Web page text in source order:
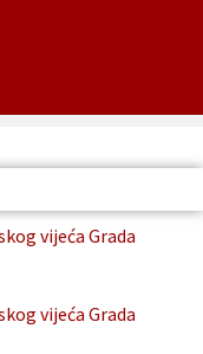
vijeća Grada
vijeća Grada